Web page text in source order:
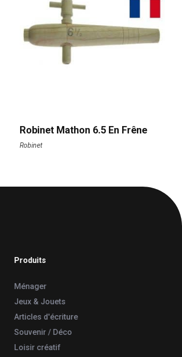
Robinet Mathon 6.5 En Frêne
Robinet
Produits
Ménager
Jeux & Jouets
Articles d'écriture
Souvenir / Déco
Loisir créatif